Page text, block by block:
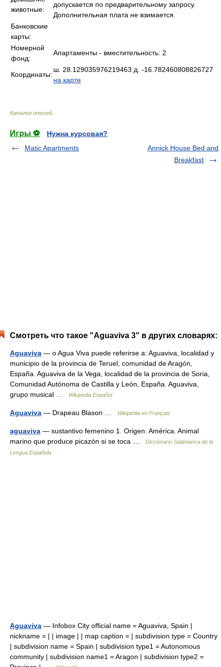
животные:
допускается по предварительному запросу.
Дополнительная плата не взимается.
Банковские
карты:
Номерной
фонд:
Апартаменты - вместительность: 2
Координаты:
ш. 28.129035976219463 д. -16.782460808826727
на карте
Каталог отелей
Игры ⚽
Нужна курсовая?
Matic Apartments
Annick House Bed and
Breakfast
Смотреть что такое "Aguaviva 3" в других словарях:
Aguaviva — o Agua Viva puede referirse a: Aguaviva, localidad y
municipio de la provincia de Teruel, comunidad de Aragón,
España. Aguaviva de la Vega, localidad de la provincia de Soria,
Comunidad Autónoma de Castilla y León, España. Aguaviva,
grupo musical …
Wikipedia Español
Aguaviva — Drapeau Blason … Wikipédia en Français
aguaviva — sustantivo femenino 1. Origen: América. Animal
marino que produce picazón si se toca …
Diccionario Salamanca de la
Lengua Española
Aguaviva — Infobox City official name = Aguaviva, Spain |
nickname = | | image | | map caption = | subdivision type = Country
| subdivision name = Spain | subdivision type1 = Autonomous
community | subdivision name1 = Aragon | subdivision type2 =